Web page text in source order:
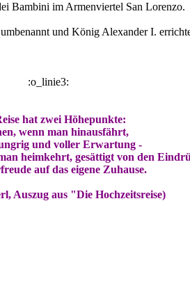
Bambini im Armenviertel San Lorenzo.
und König Alexander I.
:o_linie3:
hat zwei Höhepunkte:
wenn man hinausfährt,
und voller Erwartung -
heimkehrt, gesättigt von den
auf das eigene Zuhause.
Auszug aus "Die Hochzeitsreise)